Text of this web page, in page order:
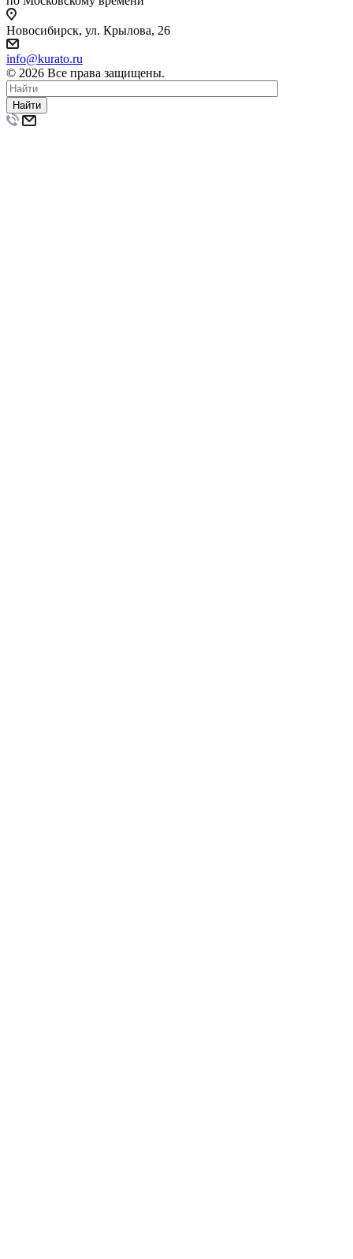
Новосибирск, ул. Крылова, 26
info@kurato.ru
© 2026 Все права защищены.
Найти